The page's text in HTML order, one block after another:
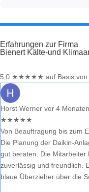
Erfahrungen zur Firma
Bienert Kälte-und
5,0 ★★★★★ auf Basis
Horst Werner vor 4 Monaten
★★★★★
Von Beauftragung bis zum
Die Planung der Daikin-
gut beraten. Die Mitarbeiter
zuverlässig und freundlich.
blaue Überzieher über die